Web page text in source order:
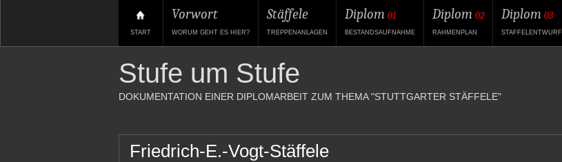
START
Vorwort
WORUM GEHT ES HIER?
Stäffele
TREPPENANLAGEN
Diplom 01
BESTANDSAUFNAHME
Diplom 02
RAHMENPLAN
Diplom 03
STAFFELENTWURF
Stufe um Stufe
DOKUMENTATION EINER DIPLOMARBEIT ZUM THEMA "STUTTGARTER STÄFFELE"
Friedrich-E.-Vogt-Stäffele